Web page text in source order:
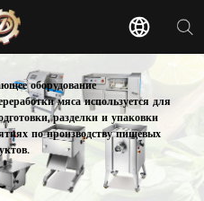
оборудование
мяса используется для
разделки и упаковки
по производству пищевых